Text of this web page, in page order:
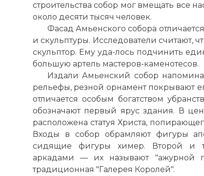
строительства собор мог вмещать все
около десяти тысяч человек.
Фасад Амьенского собора
и скульптуры. Исследователи считают,
скульптор. Ему уда-лось подчинить
большую артель мастеров-каменотесов.
ИздалиАмьенский собор
рельефы, резной орнамент покрывают
отличается особым богатством
обозначают первый ярус здания. В
расположена статуя Христа,
Входы в собор обрамляют фигуры
сидящие фигуры химер. Второй и
аркадами — их называют "ажурной
традиционная "Галерея Королей".